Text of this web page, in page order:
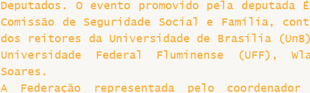
Deputados. O evento promovido pela deputada
Comissão de Seguridade Social e Família,
dos reitores da Universidade de Brasília
Universidade Federal Fluminense (UFF),
Soares.
A Federação representada pelo